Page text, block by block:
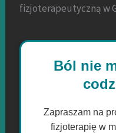
fizjoterapeutyczną w
Ból nie
Zapraszam na
fizjoterapię w